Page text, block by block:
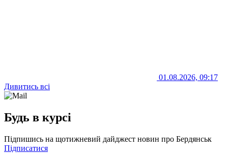
01.08.2026, 09:17
Дивитись всі
Будь в курсі
Підпишись на щотижневий дайджест новин про Бердянськ
Підписатися